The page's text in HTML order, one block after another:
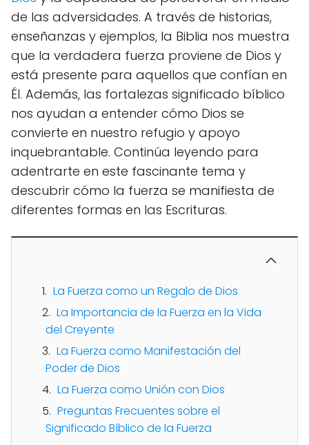
de las adversidades. A través de historias,
enseñanzas y ejemplos, la Biblia nos muestra
que la verdadera fuerza proviene de Dios y
está presente para aquellos que confían en
Él. Además, las fortalezas significado bíblico
nos ayudan a entender cómo Dios se
convierte en nuestro refugio y apoyo
inquebrantable. Continúa leyendo para
adentrarte en este fascinante tema y
descubrir cómo la fuerza se manifiesta de
diferentes formas en las Escrituras.
La Fuerza como un Regalo de Dios
La Importancia de la Fuerza en la Vida
del Creyente
La Fuerza como Manifestación del
Poder de Dios
La Fuerza como Unión con Dios
Preguntas Frecuentes sobre el
Significado Bíblico de la Fuerza